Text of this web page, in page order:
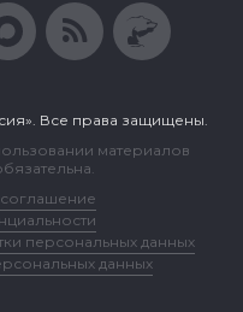
Все права защищены.
материалов
персональных данных
данных